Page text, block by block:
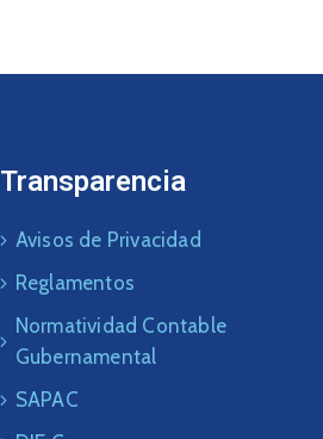
Transparencia
Avisos de Privacidad
Reglamentos
Normatividad Contable
Gubernamental
SAPAC